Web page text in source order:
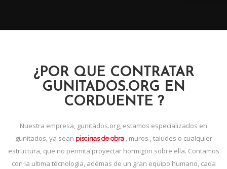
¿POR QUE CONTRATAR
GUNITADOS.ORG EN
CORDUENTE ?
Nuestra empresa, gunitados.org, estamos especializados en
gunitados, ya sean piscinas de obra, muros , taludes o cualquier
estructura, que no permita proyectar hormigon sobre ella. Contamos
con la ultima técnologia, adémas de un gran equipo humano, cada